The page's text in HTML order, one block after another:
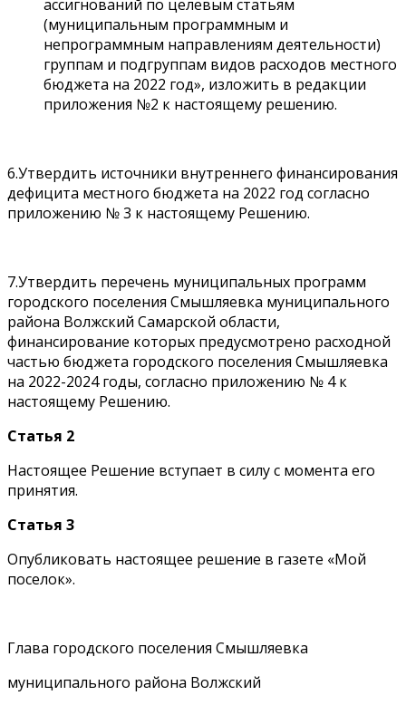
ассигнований по целевым статьям
(муниципальным программным и
непрограммным направлениям деятельности)
группам и подгруппам видов расходов местного
бюджета на 2022 год», изложить в редакции
приложения №2 к настоящему решению.
6.Утвердить источники внутреннего финансирования
дефицита местного бюджета на 2022 год согласно
приложению № 3 к настоящему Решению.
7.Утвердить перечень муниципальных программ
городского поселения Смышляевка муниципального
района Волжский Самарской области,
финансирование которых предусмотрено расходной
частью бюджета городского поселения Смышляевка
на 2022-2024 годы, согласно приложению № 4 к
настоящему Решению.
Статья 2
Настоящее Решение вступает в силу с момента его
принятия.
Статья 3
Опубликовать настоящее решение в газете «Мой
поселок».
Глава городского поселения Смышляевка
муниципального района Волжский